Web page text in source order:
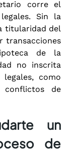
corre el
Sin la
titularidad del
transacciones
de la
no inscrita
como
conflictos de
un
de